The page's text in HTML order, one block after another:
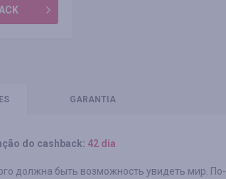
GARANTIA
do cashback: 42 dia
должна быть возможность увидеть мир.